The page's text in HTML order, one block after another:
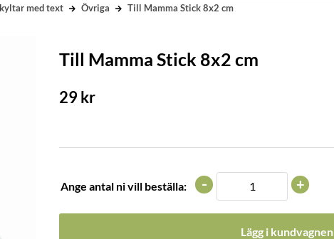
med text Övriga Till Mamma Stick 8x2 cm
Till Mamma Stick 8x2 cm
29kr
Ange antal ni vill beställa: +
-
Lägg i kundvagnen